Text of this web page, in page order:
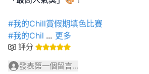
#我的Chill賞假期填色比賽
#我的Chil ... 更多
評分
發表第一個留言...